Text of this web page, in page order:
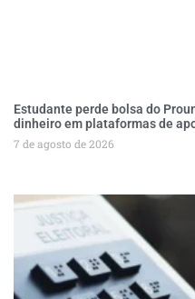
Estudante perde bolsa do
dinheiro em plataformas de
7 de agosto de 2026